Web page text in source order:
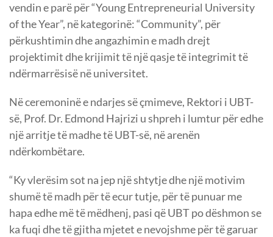
vendin e parë për “Young Entrepreneurial University
of the Year”, në kategorinë: “Community”, për
përkushtimin dhe angazhimin e madh drejt
projektimit dhe krijimit të një qasje të integrimit të
ndërmarrësisë në universitet.
Në ceremoninë e ndarjes së çmimeve, Rektori i UBT-
së, Prof. Dr. Edmond Hajrizi u shpreh i lumtur për edhe
një arritje të madhe të UBT-së, në arenën
ndërkombëtare.
“Ky vlerësim sot na jep një shtytje dhe një motivim
shumë të madh për të ecur tutje, për të punuar me
hapa edhe më të mëdhenj, pasi që UBT po dëshmon se
ka fuqi dhe të gjitha mjetet e nevojshme për të garuar